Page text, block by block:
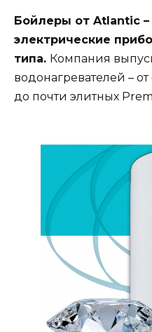
Бойлеры от Atlantic –
электрические
типа. Компания
водонагревателей –
до почти элитных